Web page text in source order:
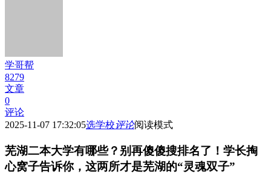
学哥帮
8279
文章
0
评论
2025-11-07 17:32:05选学校评论阅读模式
芜湖二本大学有哪些？别再傻傻搜排名了！学长掏
心窝子告诉你，这两所才是芜湖的“灵魂双子”